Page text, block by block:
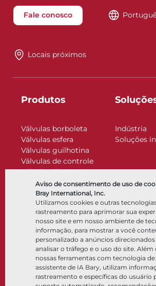
Aviso de consentimento de uso de
Bray International, Inc.
Utilizamos cookies e outras
rastreamento para aprimorar sua
nosso site e em nosso ambiente de
informação, para mostrar a você
personalizado a anúncios direcionados
analisar o tráfego e o uso do site. Além
nossas ferramentas com tecnologia
assistente de IA Bary, utilizam
rastreamento e específicas do usuário
Fale conosco
Locais próximos
Produtos
Válvulas borboleta
Válvulas esfera
Válvulas guilhotina
Válvulas de controle
Válvulas de retenção
Atuadores
Acessórios de controle
Criogênico
Indústria
Soluções
Empresa
Sobre
Locais
Parceria
Sustentabilidade
Centro de
Software
Seleção